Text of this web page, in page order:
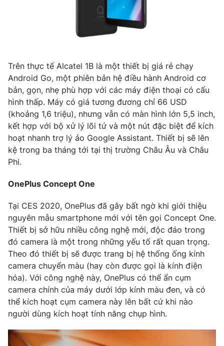
Trên thực tế Alcatel 1B là một thiết bị giá rẻ chạy
Android Go, một phiên bản hệ điều hành Android cơ
bản, gọn, nhẹ phù hợp với các máy điện thoại có cấu
hình thấp. Máy có giá tương đương chỉ 66 USD
(khoảng 1,6 triệu), nhưng vẫn có màn hình lớn 5,5 inch,
kết hợp với bộ xử lý lõi tứ và một nút đặc biệt để kích
hoạt nhanh trợ lý ảo Google Assistant. Thiết bị sẽ lên
kệ trong ba tháng tới tại thị trường Châu Âu và Châu
Phi.
OnePlus Concept One
Tại CES 2020, OnePlus đã gây bất ngờ khi giới thiệu
nguyên mẫu smartphone mới với tên gọi Concept One.
Thiết bị sở hữu nhiều công nghệ mới, độc đáo trong
đó camera là một trong những yếu tố rất quan trọng.
Theo đó thiết bị sẽ được trang bị hệ thống ống kính
camera chuyển màu (hay còn được gọi là kính điện
hóa). Với công nghệ này, OnePlus có thể ẩn cụm
camera chính của máy dưới lớp kính màu đen, và có
thể kích hoạt cụm camera này lên bất cứ khi nào
người dùng kích hoạt tính năng chụp hình.